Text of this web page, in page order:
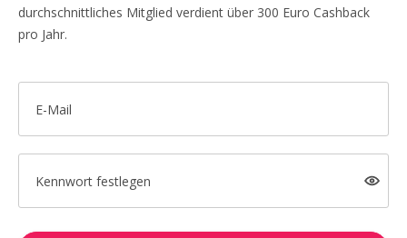
durchschnittliches Mitglied verdient über 300 Euro Cashback
pro Jahr.
E-Mail
Kennwort festlegen